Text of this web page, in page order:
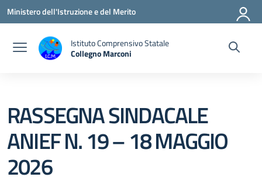
Vai ai contenuti
Vai al menu di navigazione
Vai al footer
Ministero dell'Istruzione e del Merito
Istituto Comprensivo Statale
Collegno Marconi
RASSEGNA SINDACALE
ANIEF N. 19 – 18 MAGGIO
2026